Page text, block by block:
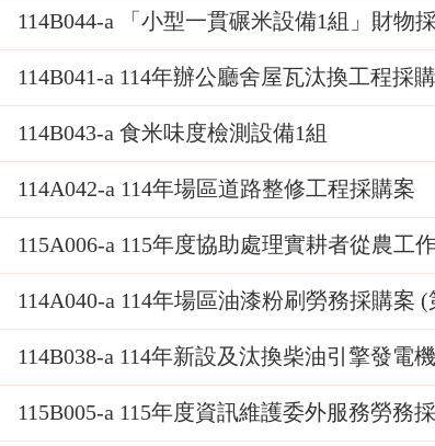
114B044-a 「小型一貫碾米設備1組」財物
114B041-a 114年辦公廳舍屋瓦汰換工程採
114B043-a 食米味度檢測設備1組
114A042-a 114年場區道路整修工程採購案
115A006-a 115年度協助處理實耕者從農工
114A040-a 114年場區油漆粉刷勞務採購案 (
114B038-a 114年新設及汰換柴油引擎發電
115B005-a 115年度資訊維護委外服務勞務